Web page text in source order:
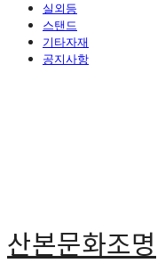
실외등
스탠드
기타자재
공지사항
산본문화조명